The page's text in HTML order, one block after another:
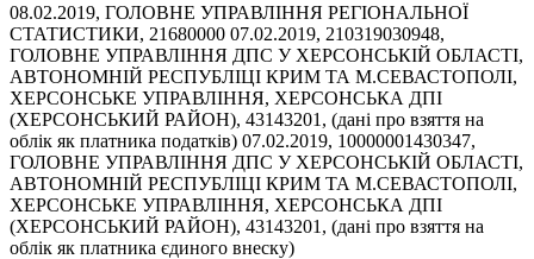
08.02.2019, ГОЛОВНЕ УПРАВЛІННЯ РЕГІОНАЛЬНОЇ
СТАТИСТИКИ, 21680000 07.02.2019, 210319030948,
ГОЛОВНЕ УПРАВЛІННЯ ДПС У ХЕРСОНСЬКІЙ ОБЛАСТІ,
АВТОНОМНІЙ РЕСПУБЛІЦІ КРИМ ТА М.СЕВАСТОПОЛІ,
ХЕРСОНСЬКЕ УПРАВЛІННЯ, ХЕРСОНСЬКА ДПІ
(ХЕРСОНСЬКИЙ РАЙОН), 43143201, (дані про взяття на
облік як платника податків) 07.02.2019, 10000001430347,
ГОЛОВНЕ УПРАВЛІННЯ ДПС У ХЕРСОНСЬКІЙ ОБЛАСТІ,
АВТОНОМНІЙ РЕСПУБЛІЦІ КРИМ ТА М.СЕВАСТОПОЛІ,
ХЕРСОНСЬКЕ УПРАВЛІННЯ, ХЕРСОНСЬКА ДПІ
(ХЕРСОНСЬКИЙ РАЙОН), 43143201, (дані про взяття на
облік як платника єдиного внеску)